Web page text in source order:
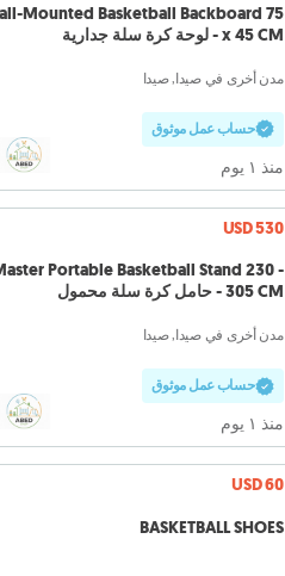
Mounted Basketball Backboard 75
x 45 CM - لوحة كرة سلة جدارية
مدن أخرى في صيدا, صيدا
حساب عمل موثوق
منذ ١ يوم
USD 530
Portable Basketball Stand 230 -
305 CM - حامل كرة سلة محمول
مدن أخرى في صيدا, صيدا
حساب عمل موثوق
منذ ١ يوم
USD 60
BASKETBALL SHOES